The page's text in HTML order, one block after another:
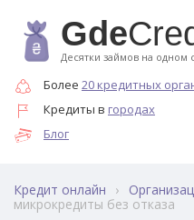
Gde
Десятки займов на одном
Более 20 кредитных
Кредиты в городах
Блог
Кредит онлайн ›
микрокредиты без отказа